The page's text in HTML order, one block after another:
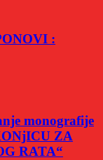
:
monografije
ZA
RATA“